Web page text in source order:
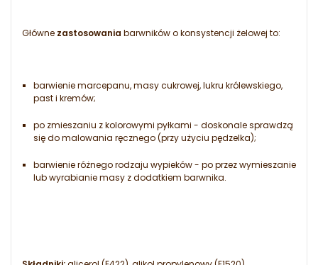
Główne zastosowania barwników o konsystencji żelowej to:
barwienie marcepanu, masy cukrowej, lukru królewskiego,
past i kremów;
po zmieszaniu z kolorowymi pyłkami - doskonale sprawdzą
się do malowania ręcznego (przy użyciu pędzelka);
barwienie różnego rodzaju wypieków - po przez wymieszanie
lub wyrabianie masy z dodatkiem barwnika.